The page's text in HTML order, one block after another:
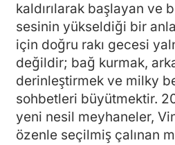
kaldırılarak başlayan ve
sesinin yükseldiği bir
için doğru rakı gecesi
değildir; bağ kurmak,
derinleştirmek ve milky
sohbetleri büyütmektir.
yeni nesil meyhaneler,
özenle seçilmiş çalınan